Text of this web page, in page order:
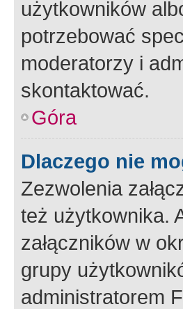
użytkowników
potrzebować
moderatorzy i
skontaktować.
Góra
Dlaczego nie
Zezwolenia
też użytkownika.
załączników w
grupy
administratorem